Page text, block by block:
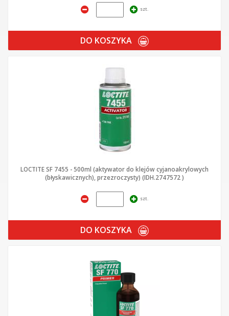
szt.
DO KOSZYKA
LOCTITE SF 7455 - 500ml (aktywator do klejów cyjanoakrylowych
(błyskawicznych), przezroczysty) (IDH.2747572 )
szt.
DO KOSZYKA